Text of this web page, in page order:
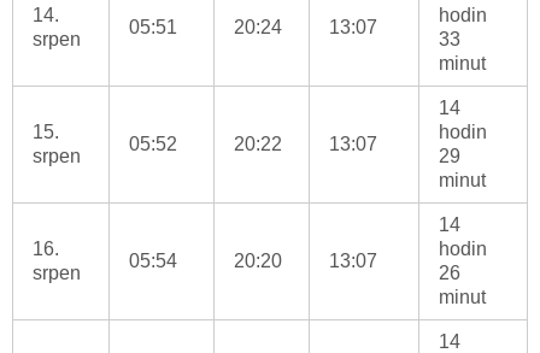
14.
srpen
05:51 20:24 13:07
hodin
33
minut
15.
srpen
05:52 20:22 13:07
14
hodin
29
minut
16.
srpen
05:54 20:20 13:07
14
hodin
26
minut
14